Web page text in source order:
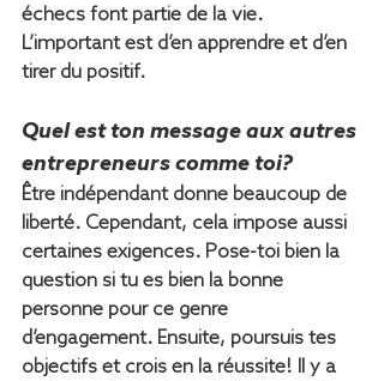
échecs font partie de la vie.
L’important est d’en apprendre et d’en
tirer du positif.
Quel est ton message aux autres
entrepreneurs comme toi?
Être indépendant donne beaucoup de
liberté. Cependant, cela impose aussi
certaines exigences. Pose-toi bien la
question si tu es bien la bonne
personne pour ce genre
d’engagement. Ensuite, poursuis tes
objectifs et crois en la réussite! Il y a